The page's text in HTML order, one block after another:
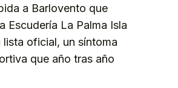
a Barlovento que
Escudería La Palma Isla
oficial, un síntoma
que año tras año